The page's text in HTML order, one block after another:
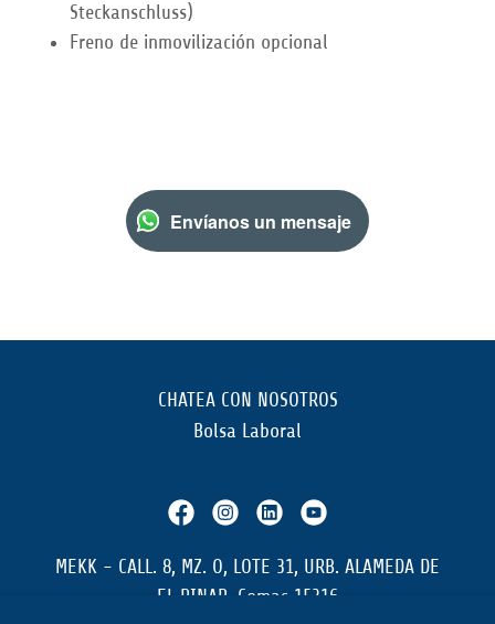
Steckanschluss)
Freno de inmovilización opcional
Envíanos un mensaje
CHATEA CON NOSOTROS
Bolsa Laboral
MEKK - CALL. 8, MZ. O, LOTE 31, URB. ALAMEDA DE
EL PINAR, Comas 15316